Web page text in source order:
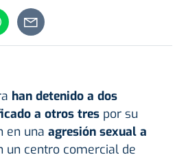
han detenido a dos
a otros tres por su
en una agresión sexual a
un centro comercial de